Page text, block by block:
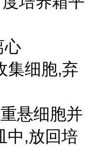
心
集细胞,弃
悬细胞并
中,放回培